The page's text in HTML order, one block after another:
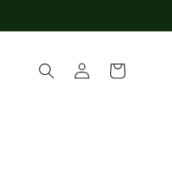
EinloggenWarenkorb